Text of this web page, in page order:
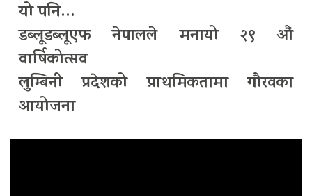
यो पनि…
डब्लूडब्लूएफ नेपालले मनायो २९ औं
वार्षिकोत्सव
लुम्बिनी प्रदेशको प्राथमिकतामा गौरवका
आयोजना